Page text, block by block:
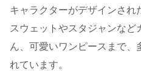
キャラクターがデザインされ
スウェットやスタジャンなど
ん、可愛いワンピースまで、
れています。